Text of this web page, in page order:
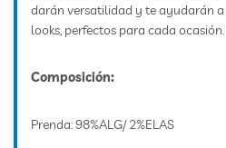
darán versatilidad y te ayudarán
looks, perfectos para cada ocasión.
Composición:
Prenda: 98%ALG/ 2%ELAS